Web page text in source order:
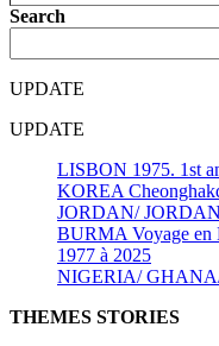
Search
UPDATE
UPDATE
LISBON 1975. 1st
KOREA
JORDAN/
BURMA Voyage en
1977 à 2025
NIGERIA/
THEMES STORIES